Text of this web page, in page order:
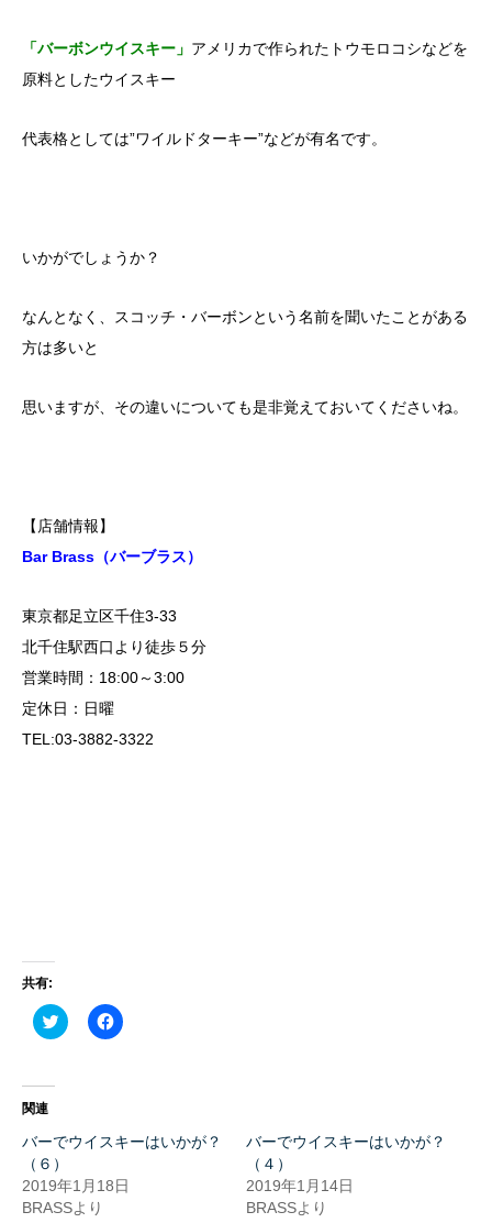
「バーボンウイスキー」 アメリカで作られたトウモロコシなどを
原料としたウイスキー
代表格としては”ワイルドターキー”などが有名です。
いかがでしょうか？
なんとなく、スコッチ・バーボンという名前を聞いたことがある
方は多いと
思いますが、その違いについても是非覚えておいてくださいね。
【店舗情報】
Bar Brass（バーブラス）
東京都足立区千住3-33
北千住駅西口より徒歩５分
営業時間：18:00～3:00
定休日：日曜
TEL:03-3882-3322
共有:
ク
リ
共
有
し
い
ウ
ィ
Facebook
で
ク
リ
ク
し
関連
バーでウイスキーはいかが？
（６）
2019年1月18日
BRASSより
バーでウイスキーはいかが？
（４）
2019年1月14日
BRASSより